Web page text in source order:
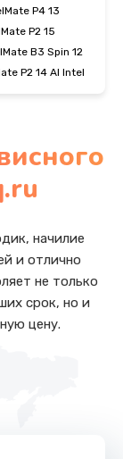
P4 13
P2 15
B3 Spin 12
P2 14 AI Intel
начилие
и отлично
не только
срок, но и
цену.